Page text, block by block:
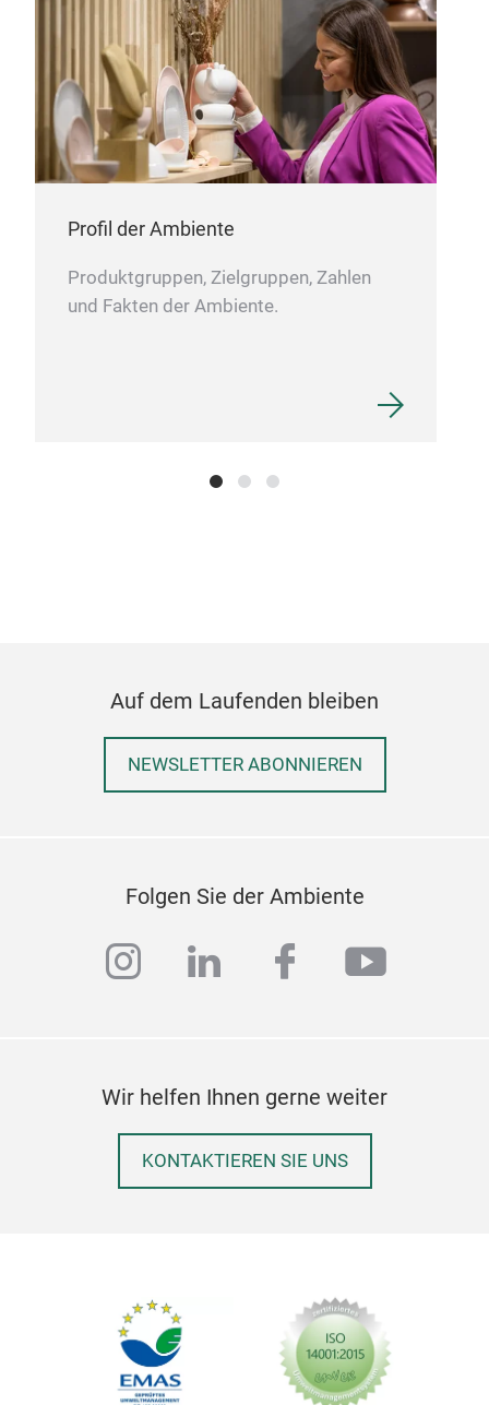
Profil der Ambiente
Produktgruppen, Zielgruppen, Zahlen
und Fakten der Ambiente.
Auf dem Laufenden bleiben
NEWSLETTER ABONNIEREN
Folgen Sie der Ambiente
instagram
linkedinfacebook
Wir helfen Ihnen gerne weiter
KONTAKTIEREN SIE UNS